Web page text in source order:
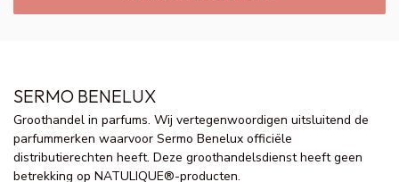
SERMO BENELUX
Groothandel in parfums. Wij vertegenwoordigen uitsluitend de
parfummerken waarvoor Sermo Benelux officiële
distributierechten heeft. Deze groothandelsdienst heeft geen
betrekking op NATULIQUE®-producten.